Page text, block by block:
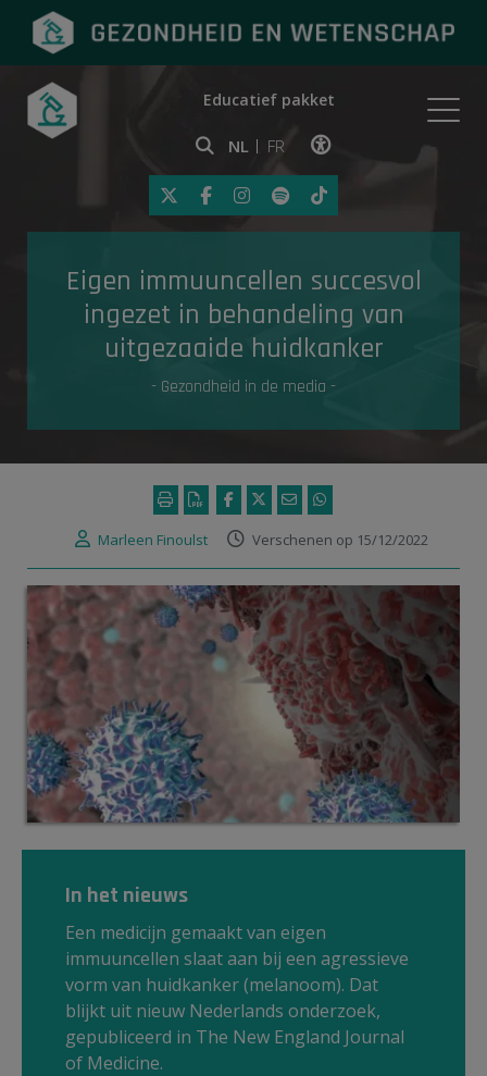
Onderwerpen
Gezondheid in de media
Educatief pakket
NL FR
Klik op deze link om
Eigen immuuncellen succesvol
ingezet in behandeling van
uitgezaaide huidkanker
- Gezondheid in de media -
Marleen Finoulst Verschenen op 15/12/2022
In het nieuws
Een medicijn gemaakt van eigen
immuuncellen slaat aan bij een agressieve
vorm van huidkanker (melanoom). Dat
blijkt uit nieuw Nederlands onderzoek,
gepubliceerd in The New England Journal
of Medicine.